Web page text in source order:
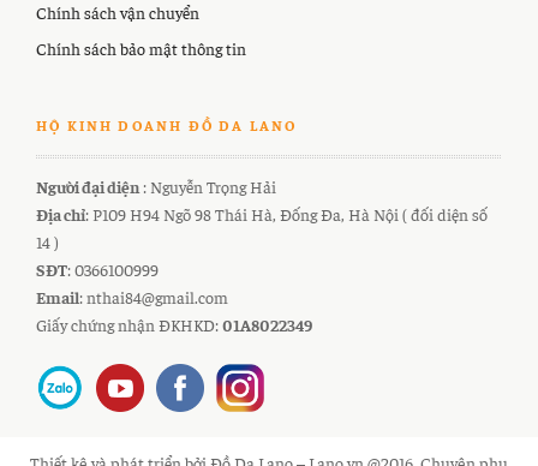
Chính sách vận chuyển
Chính sách bảo mật thông tin
HỘ KINH DOANH ĐỒ DA LANO
Người đại diện : Nguyễn Trọng Hải
Địa chỉ: P109 H94 Ngõ 98 Thái Hà, Đống Đa, Hà Nội ( đối diện số
14 )
SĐT: 0366100999
Email: nthai84@gmail.com
Giấy chứng nhận ĐKHKD:01A8022349